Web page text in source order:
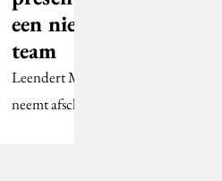
een nieuw
team
Leendert Mulder
neemt afscheid